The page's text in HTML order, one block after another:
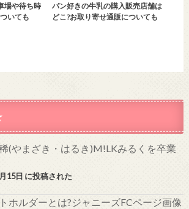
場や待ち時
いても
パン好きの牛乳の購入販売店舗は
どこ?お取り寄せ通販についても
(やまざき・はるき)M!LKみるくを卒業
15日 に投稿された
ホルダーとは?ジャニーズFCページ画像